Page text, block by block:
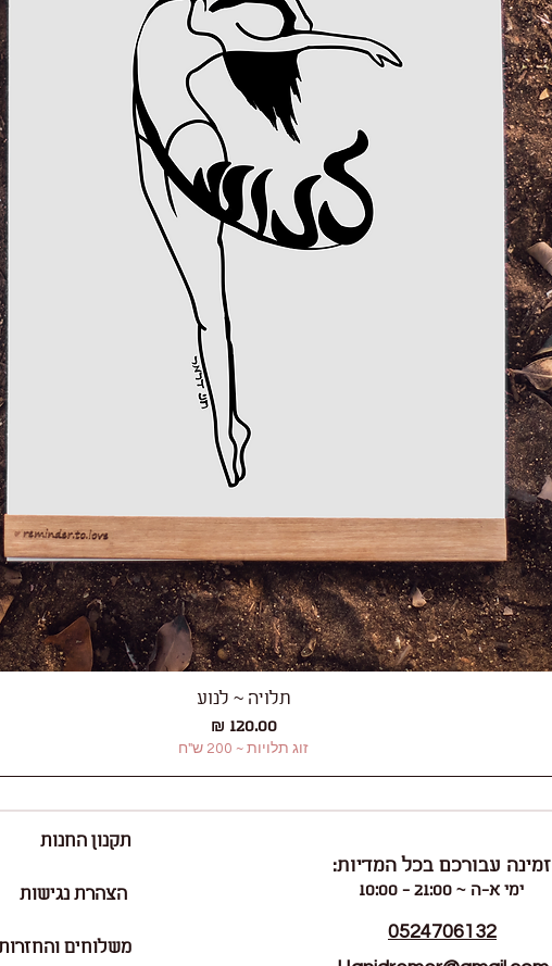
תצוגה מהירה
תלויה ~ לנוע
מחיר‏120.00 ‏₪
זוג תלויות ~ 200 ש"ח
תקנון החנות
משלוחים
זמינה עבורכם בכל המדיות:
ימי א-ה ~ 21:00 - 10:00
0524706132